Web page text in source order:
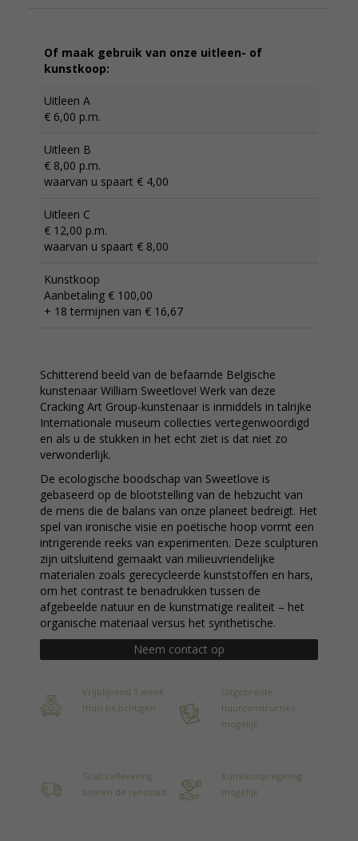
Of maak gebruik van onze uitleen- of
kunstkoop:
Uitleen A
€ 6,00 p.m.
Uitleen B
€ 8,00 p.m.
waarvan u spaart € 4,00
Uitleen C
€ 12,00 p.m.
waarvan u spaart € 8,00
Kunstkoop
Aanbetaling € 100,00
+ 18 termijnen van € 16,67
Schitterend beeld van de befaamde Belgische
kunstenaar William Sweetlove! Werk van deze
Cracking Art Group-kunstenaar is inmiddels in talrijke
Internationale museum collecties vertegenwoordigd
en als u de stukken in het echt ziet is dat niet zo
verwonderlijk.
De ecologische boodschap van Sweetlove is
gebaseerd op de blootstelling van de hebzucht van
de mens die de balans van onze planeet bedreigt. Het
spel van ironische visie en poëtische hoop vormt een
intrigerende reeks van experimenten. Deze sculpturen
zijn uitsluitend gemaakt van milieuvriendelijke
materialen zoals gerecycleerde kunststoffen en hars,
om het contrast te benadrukken tussen de
afgebeelde natuur en de kunstmatige realiteit – het
organische materiaal versus het synthetische.
Neem contact op
Vrijblijvend 1 week
thuis bezichtigen
Uitgebreide
huurconstructies
mogelijk
Gratis aflevering
binnen de randstad
Kunstkoopregeling
mogelijk